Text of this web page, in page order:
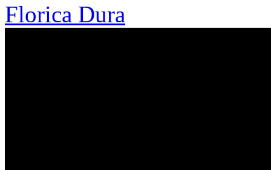
Florica Dura